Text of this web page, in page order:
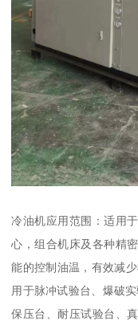
冷油机应用范围：适用
心，组合机床及各种精
能的控制油温，有效减
用于脉冲试验台、爆破
保压台、耐压试验台、